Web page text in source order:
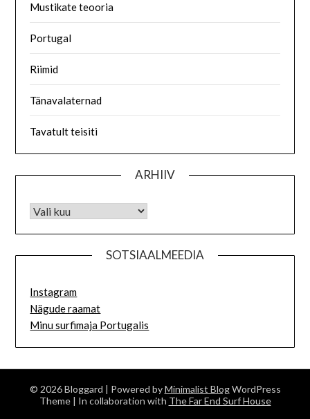
Mustikate teooria
Portugal
Riimid
Tänavalaternad
Tavatult teisiti
ARHIIV
SOTSIAALMEEDIA
Instagram
Nägude raamat
Minu surfimaja Portugalis
© 2026 Bloggard | Powered byMinimalist BlogWordPress
Theme | In collaboration with The Far End Surf House